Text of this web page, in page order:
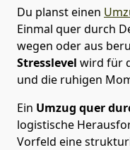
Du planst einen
Einmal quer durch
wegen oder aus
Stresslevel wird für
und die ruhigen
Ein Umzug quer
logistische
Vorfeld eine